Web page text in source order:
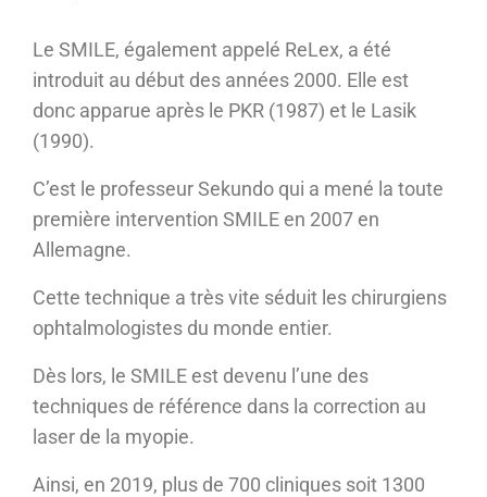
Le SMILE, également appelé ReLex, a été
introduit au début des années 2000. Elle est
donc apparue après le PKR (1987) et le Lasik
(1990).
C’est le professeur Sekundo qui a mené la toute
première intervention SMILE en 2007 en
Allemagne.
Cette technique a très vite séduit les chirurgiens
ophtalmologistes du monde entier.
Dès lors, le SMILE est devenu l’une des
techniques de référence dans la correction au
laser de la myopie.
Ainsi, en 2019, plus de 700 cliniques soit 1300